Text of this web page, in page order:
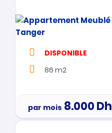
DISPONIBLE
86 m2
par mois 8.000Dh